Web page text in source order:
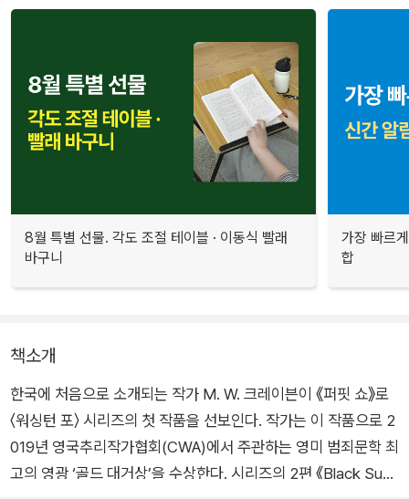
8월 특별 선물. 각도 조절 테이블 · 이동식 빨래
바구니
가장 빠르
합
책소개
한국에 처음으로 소개되는 작가 M. W. 크레이븐이 《퍼핏 쇼》로
〈워싱턴 포〉 시리즈의 첫 작품을 선보인다. 작가는 이 작품으로 2
019년 영국추리작가협회(CWA)에서 주관하는 영미 범죄문학 최
고의 영광 ‘골드 대거상’을 수상한다. 시리즈의 2편 《Black Sum